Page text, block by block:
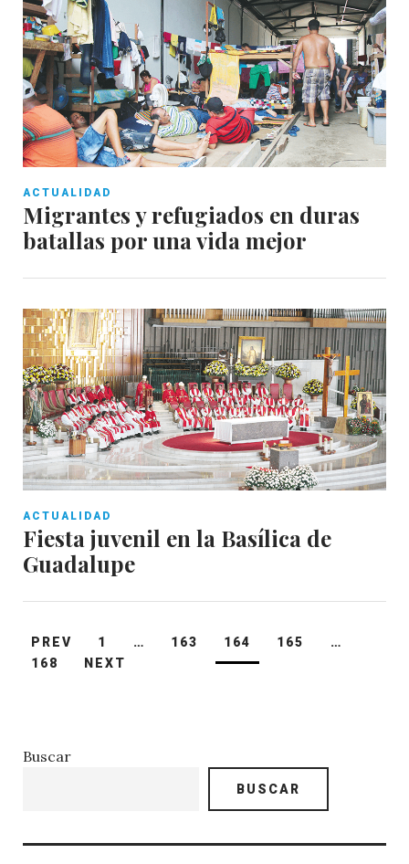
ACTUALIDAD
Migrantes y refugiados en duras
batallas por una vida mejor
ACTUALIDAD
Fiesta juvenil en la Basílica de
Guadalupe
Paginación
de
PREV 1 … 163 164 165
…
168
NEXT
Buscar
BUSCAR